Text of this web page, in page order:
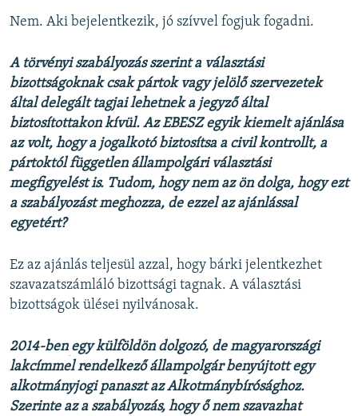
Nem. Aki bejelentkezik, jó szívvel fogjuk fogadni.
A törvényi szabályozás szerint a választási
bizottságoknak csak pártok vagy jelölő szervezetek
által delegált tagjai lehetnek a jegyző által
biztosítottakon kívül. Az EBESZ egyik kiemelt ajánlása
az volt, hogy a jogalkotó biztosítsa a civil kontrollt, a
pártoktól független állampolgári választási
megfigyelést is. Tudom, hogy nem az ön dolga, hogy ezt
a szabályozást meghozza, de ezzel az ajánlással
egyetért?
Ez az ajánlás teljesül azzal, hogy bárki jelentkezhet
szavazatszámláló bizottsági tagnak. A választási
bizottságok ülései nyilvánosak.
2014-ben ​egy külföldön dolgozó, de magyarországi
lakcímmel rendelkező állampolgár benyújtott egy
alkotmányjogi panaszt az Alkotmánybírósághoz.
Szerinte az a szabályozás, hogy ő nem szavazhat